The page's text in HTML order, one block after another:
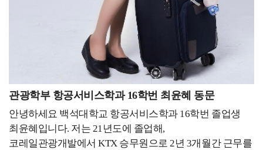
회사입니다. 항공사에서 가장 힘든 게 무엇이냐고
물어본다면 시니어리티 가 강한 사내 문화라고
생각하는데요. 일단 저희 회사는 시니어리티가 굉장히
없는 편입니다. 자유로운 분위기 속에서 신입들도 궁금한
게 있으면 확실히 물어보고, 개인 의견을 주장할 수
있습니다. 그리고 스테이 가서도 다 같이 이동하지 않고
개인 시간도 자유롭게 가질 수 있어서 이런 문화는 굉장히
좋은 것 같습니다. 하지만, 아무래도 장거리 노선이
위주이기 때문에 시차 적응과 같은 부분은 어렵다고
생각합니다. 백녹담 : 이와 같은 직장에 다니기 위해서 어떤
관광학부 항공서비스학과 16학번 최윤혜 동문
안녕하세요 백석대학교 항공서비스학과 16학번 졸업생
최윤혜입니다. 저는 21년도에 졸업해,
코레일관광개발에서 KTX 승무원으로 2년 3개월간 근무를